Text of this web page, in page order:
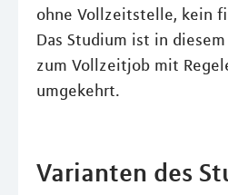
ohne Vollzeitstelle, kein
Das Studium ist in
zum Vollzeitjob mit
umgekehrt.
Varianten des